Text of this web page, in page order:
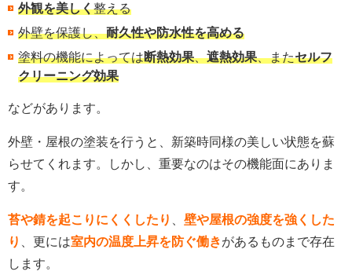
外観を美しく整える
外壁を保護し、耐久性や防水性を高める
塗料の機能によっては断熱効果、遮熱効果、またセルフ
クリーニング効果
などがあります。
外壁・屋根の塗装を行うと、新築時同様の美しい状態を蘇
らせてくれます。しかし、重要なのはその機能面にありま
す。
苔や錆を起こりにくくしたり
壁や屋根の強度を強くした
り
、更には室内の温度上昇を防ぐ働きがあるものまで存在
します。